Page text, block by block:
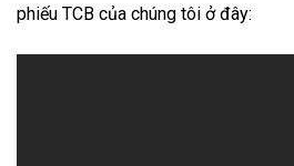
phiếu TCB của chúng tôi ở đây: